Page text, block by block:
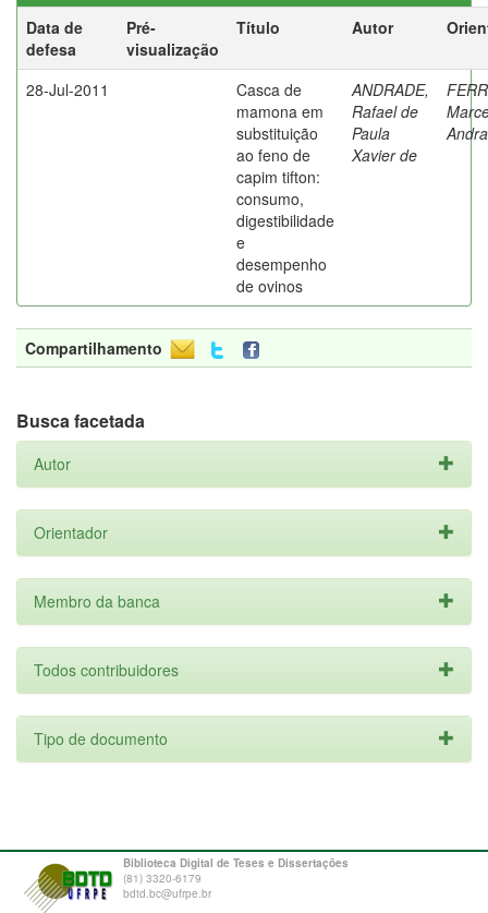
Data de
defesa
Pré-
visualização
Título Autor
28-Jul-2011
Casca de
mamona em
substituição
ao feno de
capim tifton:
consumo,
digestibilidade
e
desempenho
de ovinos
ANDRADE,
Rafael de
Paula
Xavier de
Compartilhamento
Busca facetada
Autor
Orientador
Membro da banca
Todos contribuidores
Tipo de documento
Biblioteca Digital de Teses e Dissertações
(81) 3320-6179
bdtd.bc@ufrpe.br